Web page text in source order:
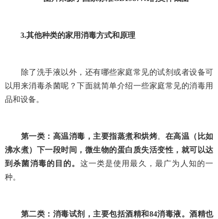
3.其他种类的家用消毒方式和原理
除了洗手液以外，还有哪些家庭常见的试剂或者设备可
以用来消毒杀菌呢？下面就简单介绍一些家庭常见的消毒用
品和设备。
第一类：高温消毒，主要指蒸煮和烘烤。 在高温（比如
沸水煮）下一段时间，微生物的蛋白质失活变性，就可以达
到杀菌消毒的目的。 这一类是使用最久，最广为人知的一
种。
第二类：消毒试剂，主要包括酒精和84消毒液。酒精也